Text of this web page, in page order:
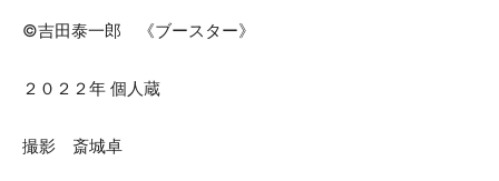
©吉田泰一郎 《ブースター》
２０２２年 個人蔵
撮影 斎城卓